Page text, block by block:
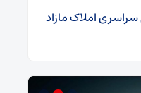
املاک مازاد